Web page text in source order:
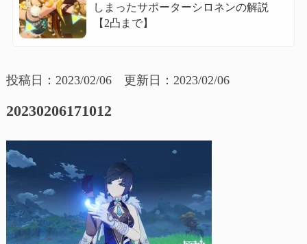
しまったサポーターシロネンの解説
【2凸まで】
投稿日：2023/02/06 更新日：2023/02/06
20230206171012